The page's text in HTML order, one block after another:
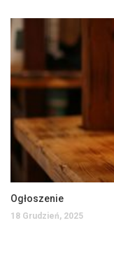
Ogłoszenie
18 Grudzień, 2025